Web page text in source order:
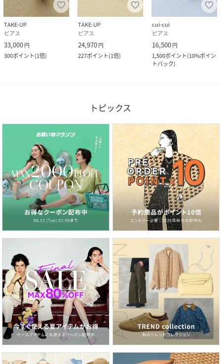
TAKE-UP
ピアス
33,000円
300ポイント(1倍)
TAKE-UP
ピアス
24,970円
227ポイント(1倍)
cui-cui
ピアス
16,500円
1,500ポイント(10%ポイン
トバック)
トピックス